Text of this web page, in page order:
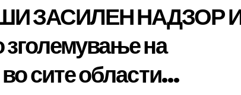
ЗАСИЛЕН НАДЗОР
на
сите области…